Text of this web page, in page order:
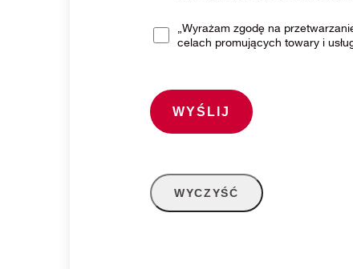
„Wyrażam zgodę na
celach promujących towary i